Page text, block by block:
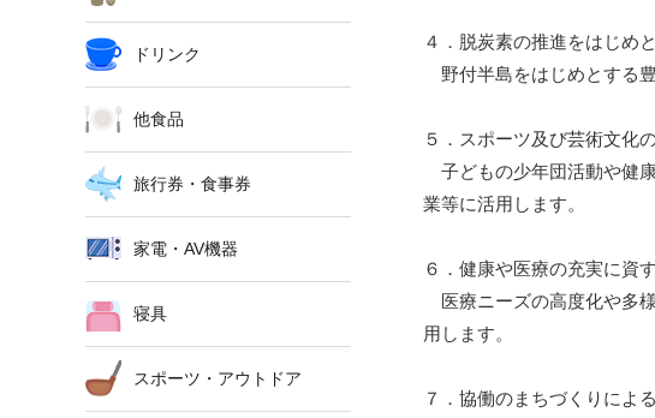
４．脱炭素の推進をはじめ
野付半島をはじめとする
５．スポーツ及び芸術文化
子どもの少年団活動や健
業等に活用します。
６．健康や医療の充実に資
医療ニーズの高度化や多
用します。
７．協働のまちづくりによ
ドリンク
他食品
旅行券・食事券
家電・AV機器
寝具
スポーツ・アウトドア